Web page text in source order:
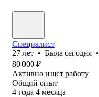
Специалист
27 лет • Была сегодня •
80 000 ₽
Активно ищет работу
Общий опыт
4 года 4 месяца